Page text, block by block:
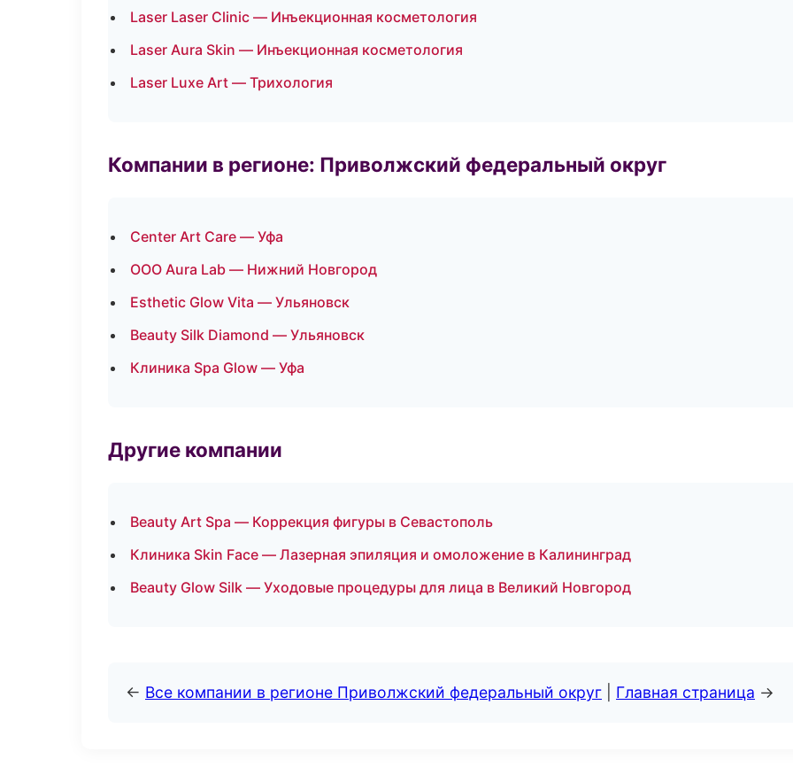
Laser Laser Clinic — Инъекционная косметология
Laser Aura Skin — Инъекционная косметология
Laser Luxe Art — Трихология
Компании в регионе: Приволжский федеральный округ
Center Art Care — Уфа
ООО Aura Lab — Нижний Новгород
Esthetic Glow Vita — Ульяновск
Beauty Silk Diamond — Ульяновск
Клиника Spa Glow — Уфа
Другие компании
Beauty Art Spa — Коррекция фигуры в Севастополь
Клиника Skin Face — Лазерная эпиляция и омоложение в Калининград
Beauty Glow Silk — Уходовые процедуры для лица в Великий Новгород
← Все компании в регионе Приволжский федеральный округ Главная страница →